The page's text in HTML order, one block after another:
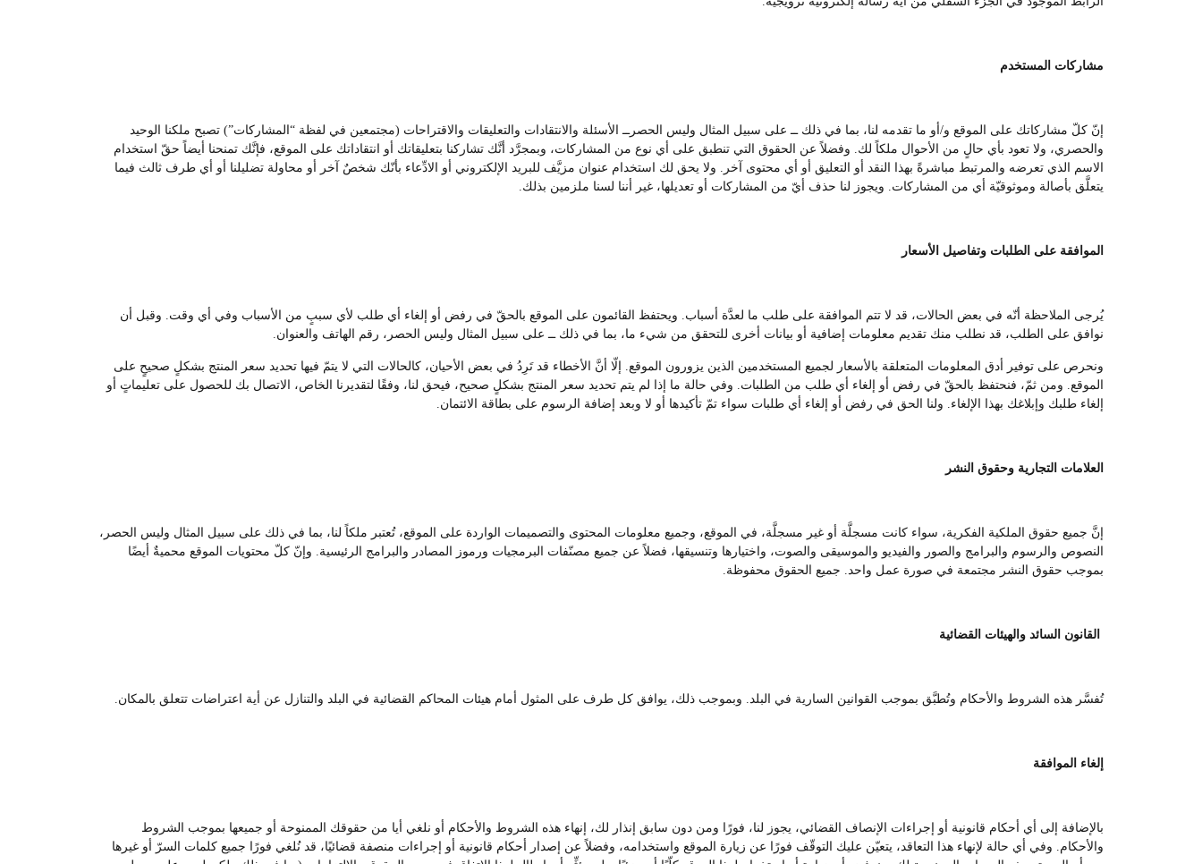
مشاركات المستخدم
إنّ كلّ مشاركاتك على الموقع و/أو ما تقدمه لنا، بما في ذلك ــ على سبيل المثال وليس الحصرــ الأسئلة والانتقادات والتعليقات والاقتراحات (مجتمعين في لفظة “المشاركات”) تصبح ملكنا الوحيد
والحصري، ولا تعود بأي حالٍ من الأحوال ملكاً لك. وفضلاً عن الحقوق التي تنطبق على أي نوع من المشاركات، وبمجرَّد أنَّك تشاركنا بتعليقاتك أو انتقاداتك على الموقع، فإنَّك تمنحنا أيضاً حقّ استخدام
الاسم الذي تعرضه والمرتبط مباشرةً بهذا النقد أو التعليق أو أي محتوى آخر. ولا يحق لك استخدام عنوان مزيَّف للبريد الإلكتروني أو الادِّعاء بأنّك شخصٌ آخر أو محاولة تضليلنا أو أي طرف ثالث فيما
يتعلَّق بأصالة وموثوقيّة أي من المشاركات. ويجوز لنا حذف أيّ من المشاركات أو تعديلها، غير أننا لسنا ملزمين بذلك.
الموافقة على الطلبات وتفاصيل الأسعار
يُرجى الملاحظة أنّه في بعض الحالات، قد لا تتم الموافقة على طلب ما لعدَّة أسباب. ويحتفظ القائمون على الموقع بالحقّ في رفض أو إلغاء أي طلب لأي سببٍ من الأسباب وفي أي وقت. وقبل أن
نوافق على الطلب، قد نطلب منك تقديم معلومات إضافية أو بيانات أخرى للتحقق من شيء ما، بما في ذلك ــ على سبيل المثال وليس الحصر، رقم الهاتف والعنوان.
ونحرص على توفير أدق المعلومات المتعلقة بالأسعار لجميع المستخدمين الذين يزورون الموقع. إلّا أنَّ الأخطاء قد تَرِدُ في بعض الأحيان، كالحالات التي لا يتمّ فيها تحديد سعر المنتج بشكلٍ صحيحٍ على
الموقع. ومن ثمّ، فنحتفظ بالحقّ في رفض أو إلغاء أي طلب من الطلبات. وفي حالة ما إذا لم يتم تحديد سعر المنتج بشكلٍ صحيح، فيحق لنا، وفقًا لتقديرنا الخاص، الاتصال بك للحصول على تعليماتٍ أو
إلغاء طلبك وإبلاغك بهذا الإلغاء. ولنا الحق في رفض أو إلغاء أي طلبات سواء تمّ تأكيدها أو لا وبعد إضافة الرسوم على بطاقة الائتمان.
العلامات التجارية وحقوق النشر
إنَّ جميع حقوق الملكية الفكرية، سواء كانت مسجلَّة أو غير مسجلَّة، في الموقع، وجميع معلومات المحتوى والتصميمات الواردة على الموقع، تُعتبر ملكاً لنا، بما في ذلك على سبيل المثال وليس الحصر،
النصوص والرسوم والبرامج والصور والفيديو والموسيقى والصوت، واختيارها وتنسيقها، فضلاً عن جميع مصنّفات البرمجيات ورموز المصادر والبرامج الرئيسية. وإنّ كلّ محتويات الموقع محميةٌ أيضًا
بموجب حقوق النشر مجتمعة في صورة عمل واحد. جميع الحقوق محفوظة.
القانون السائد والهيئات القضائية
تُفسَّر هذه الشروط والأحكام وتُطبَّق بموجب القوانين السارية في البلد. وبموجب ذلك، يوافق كل طرف على المثول أمام هيئات المحاكم القضائية في البلد والتنازل عن أية اعتراضات تتعلق بالمكان.
إلغاء الموافقة
بالإضافة إلى أي أحكام قانونية أو إجراءات الإنصاف القضائي، يجوز لنا، فورًا ومن دون سابق إنذار لك، إنهاء هذه الشروط والأحكام أو نلغي أيا من حقوقك الممنوحة أو جميعها بموجب الشروط
والأحكام. وفي أي حالة لإنهاء هذا التعاقد، يتعيّن عليك التوقّف فورًا عن زيارة الموقع واستخدامه، وفضلاً عن إصدار أحكام قانونية أو إجراءات منصفة قضائيًا، قد نُلغي فورًا جميع كلمات السرّ أو غيرها